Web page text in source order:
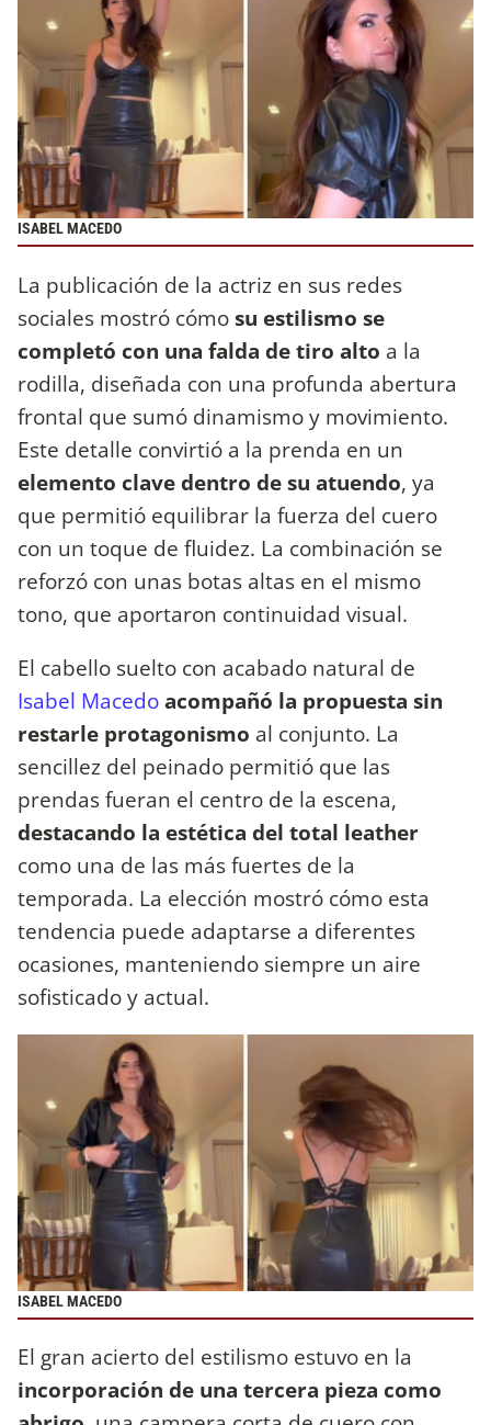
ISABEL MACEDO
La publicación de la actriz en sus redes
sociales mostró cómosu estilismo se
completó con una falda de tiro alto a la
rodilla, diseñada con una profunda abertura
frontal que sumó dinamismo y movimiento.
Este detalle convirtió a la prenda en un
elemento clave dentro de su atuendo, ya
que permitió equilibrar la fuerza del cuero
con un toque de fluidez. La combinación se
reforzó con unas botas altas en el mismo
tono, que aportaron continuidad visual.
El cabello suelto con acabado natural de
Isabel Macedoacompañó la propuesta sin
restarle protagonismo al conjunto. La
sencillez del peinado permitió que las
prendas fueran el centro de la escena,
destacando la estética del total leather
como una de las más fuertes de la
temporada. La elección mostró cómo esta
tendencia puede adaptarse a diferentes
ocasiones, manteniendo siempre un aire
sofisticado y actual.
ISABEL MACEDO
El gran acierto del estilismo estuvo en la
incorporación de una tercera pieza como